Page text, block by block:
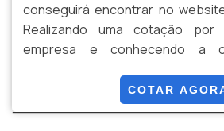
conseguirá encontrar no
Realizando uma cotação
empresa e conhecendo a
alambrado para cerca, com os
Paraná Telas o cliente poderá
COTAR